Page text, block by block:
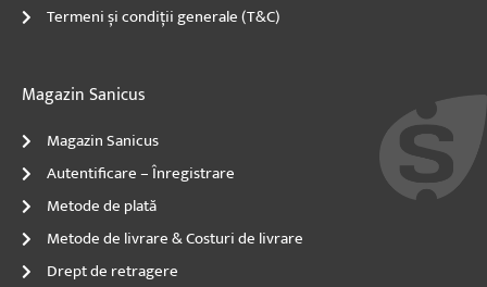
Termeni și condiții generale (T&C)
Magazin Sanicus
Magazin Sanicus
Autentificare – Înregistrare
Metode de plată
Metode de livrare & Costuri de livrare
Drept de retragere